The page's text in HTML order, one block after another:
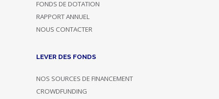
FONDS DE DOTATION
RAPPORT ANNUEL
NOUS CONTACTER
LEVER DES FONDS
NOS SOURCES DE FINANCEMENT
CROWDFUNDING